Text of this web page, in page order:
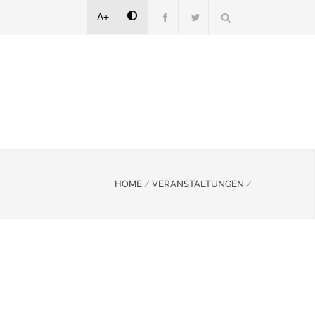
A+
HOME / VERANSTALTUNGEN /